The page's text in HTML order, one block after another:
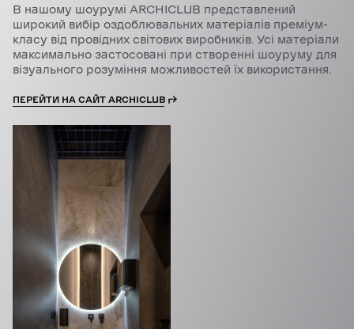
В нашому шоурумі ARCHICLUB представлений
широкий вибір оздоблювальних матеріалів преміум-
класу від провідних світових виробників. Усі матеріали
максимально застосовані при створенні шоуруму для
візуального розуміння можливостей їх використання.
ПЕРЕЙТИ НА САЙТ ARCHICLUB